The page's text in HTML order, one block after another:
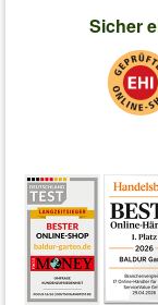
Sicher